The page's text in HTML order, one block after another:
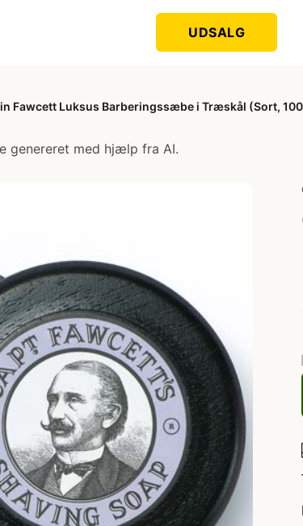
UDSALG
Fawcett Luksus Barberingssæbe i Træskål (Sort,
genereret med hjælp fra AI.